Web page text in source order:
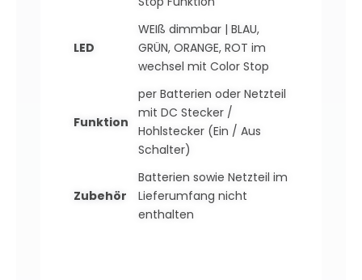
LED
WEIß dimmbar | BLAU,
GRÜN, ORANGE, ROT im
wechsel mit Color Stop
Funktion
per Batterien oder Netzteil
mit DC Stecker /
Hohlstecker (Ein / Aus
Schalter)
Zubehör
Batterien sowie Netzteil im
Lieferumfang nicht
enthalten